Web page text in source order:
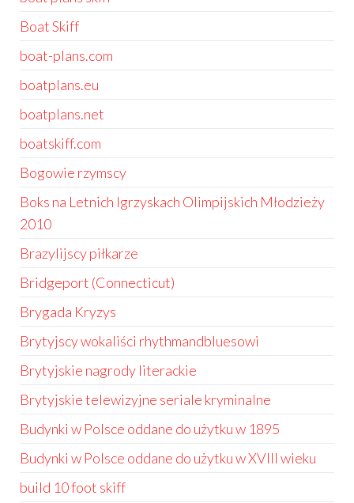
Boat Skiff
boat-plans.com
boatplans.eu
boatplans.net
boatskiff.com
Bogowie rzymscy
Boks na Letnich Igrzyskach Olimpijskich Młodzieży
2010
Brazylijscy piłkarze
Bridgeport (Connecticut)
Brygada Kryzys
Brytyjscy wokaliści rhythmandbluesowi
Brytyjskie nagrody literackie
Brytyjskie telewizyjne seriale kryminalne
Budynki w Polsce oddane do użytku w 1895
Budynki w Polsce oddane do użytku w XVIII wieku
build 10 foot skiff